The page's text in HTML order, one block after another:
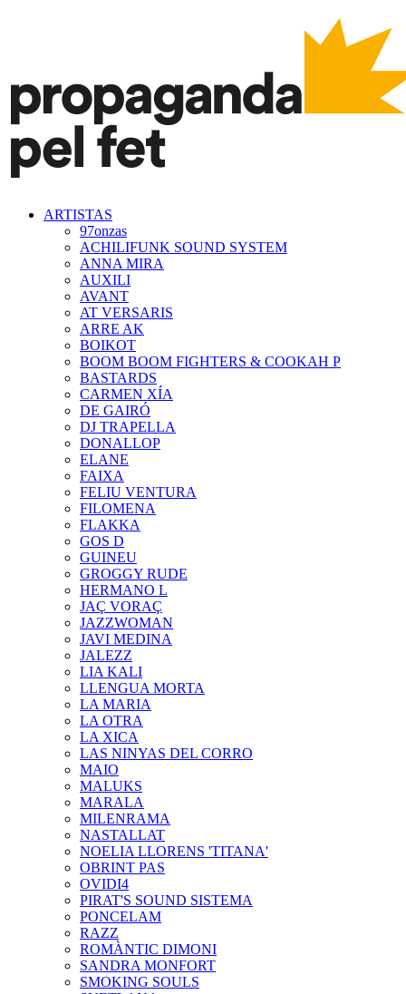
ARTISTAS
97onzas
ACHILIFUNK SOUND SYSTEM
ANNA MIRA
AUXILI
AVANT
AT VERSARIS
ARRE AK
BOIKOT
BOOM BOOM FIGHTERS & COOKAH P
BASTARDS
CARMEN XÍA
DE GAIRÓ
DJ TRAPELLA
DONALLOP
ELANE
FAIXA
FELIU VENTURA
FILOMENA
FLAKKA
GOS D
GUINEU
GROGGY RUDE
HERMANO L
JAÇ VORAÇ
JAZZWOMAN
JAVI MEDINA
JALEZZ
LIA KALI
LLENGUA MORTA
LA MARIA
LA OTRA
LA XICA
LAS NINYAS DEL CORRO
MAIO
MALUKS
MARALA
MILENRAMA
NASTALLAT
NOELIA LLORENS 'TITANA'
OBRINT PAS
OVIDI4
PIRAT'S SOUND SISTEMA
PONCELAM
RAZZ
ROMÀNTIC DIMONI
SANDRA MONFORT
SMOKING SOULS